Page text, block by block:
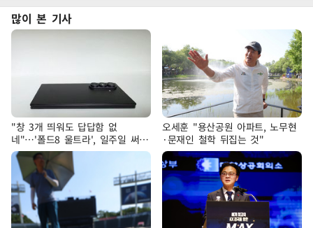
많이 본 기사
"창 3개 띄워도 답답함 없
네"…'폴드8 울트라', 일주일 써보
니
오세훈 "용산공원 아파트, 노무현
·문재인 철학 뒤집는 것"